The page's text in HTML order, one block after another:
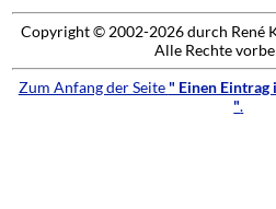
Copyright © 2002-2026 durch René
Alle Rechte
Zum Anfang der Seite " Einen Eintrag
".